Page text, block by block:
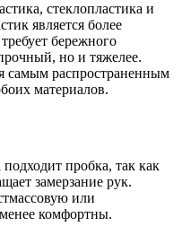
стеклопластика и
является более
бережного
но и тяжелее.
самым распространенным
материалов.
пробка, так как
замерзание рук.
или
комфортны.